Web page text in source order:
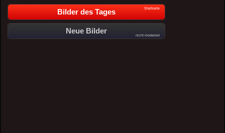
Bilder des Tages Startseite
Neue Bilder
nicht moderiert